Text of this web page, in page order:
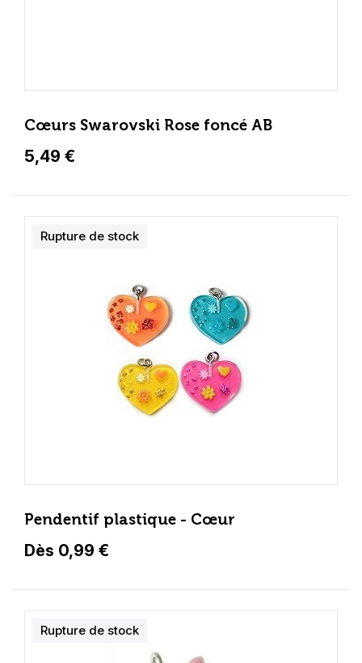
Cœurs Swarovski Rose foncé AB
5,49 €
Pendentif plastique - Cœur
Dès 0,99 €
Rupture de stock
Rupture de stock